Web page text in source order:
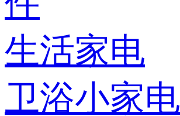
生活家电
卫浴小家电